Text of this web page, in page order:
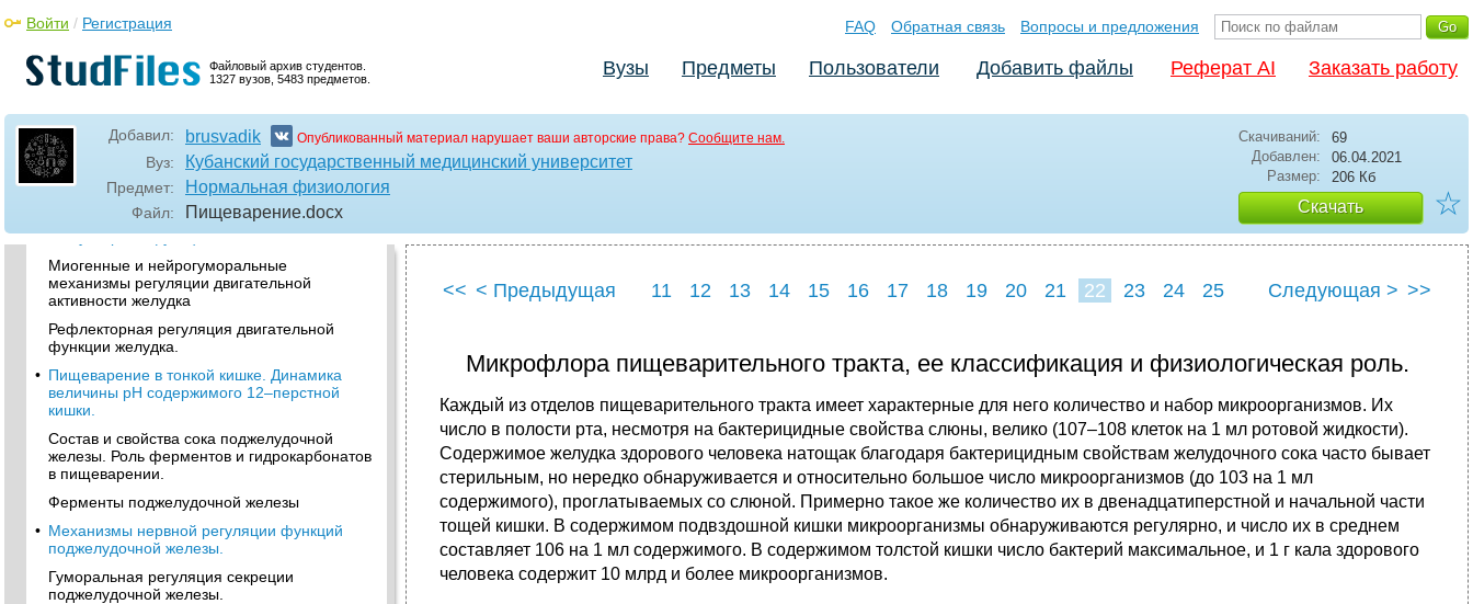
Файловый архив студентов.
1327 вузов, 5483 предметов.
Войти / Регистрация FAQ Обратная связь Вопросы и предложения
Вузы Предметы Пользователи Добавить файлы Реферат AI Заказать работу
Добавил: brusvadik Опубликованный материал нарушает ваши авторские права? Сообщите нам.
Вуз: Кубанский государственный медицинский университет
Предмет: Нормальная физиология
Файл: Пищеварение.docx
Скачиваний:
69
Добавлен:
06.04.2021
Размер:
206 Кб
Скачать ☆
при кормлении животного мясом, хлебом и
•
Акт рвоты, его значение и регуляция.
• Электрогастрография, ее клиническое
значение. Корреляция параметров
электрических колебаний
электрогастрограммы с параметрами
двигательной активности желудка и
эвакуаторной функции.
Миогенные и нейрогуморальные
механизмы регуляции двигательной
активности желудка
Рефлекторная регуляция двигательной
функции желудка.
• Пищеварение в тонкой кишке. Динамика
величины рН содержимого 12–перстной
кишки.
Состав и свойства сока поджелудочной
железы. Роль ферментов и гидрокарбонатов
в пищеварении.
Ферменты поджелудочной железы
• Механизмы нервной регуляции функций
поджелудочной железы.
Гуморальная регуляция секреции
поджелудочной железы.
<< < Предыдущая 11 12 13 14 15 16 17 18 19 20 21 22 23 24 25 Следующая > >>
Микрофлора пищеварительного тракта, ее классификация и физиологическая роль.
Каждый из отделов пищеварительного тракта имеет характер­ные для него количество и набор микроорганизмов. Их
число в по­лости рта, несмотря на бактерицидные свойства слюны, велико (107–108 клеток на 1 мл ротовой жидкости).
Содержимое же­лудка здорового человека натощак благодаря бактерицидным свой­ствам желудочного сока часто бывает
стерильным, но нередко об­наруживается и относительно большое число микроорганизмов (до 103 на 1 мл
содержимого), проглатываемых со слюной. При­мерно такое же количество их в двенадцатиперстной и начальной части
тощей кишки. В содержимом подвздошной кишки микроор­ганизмы обнаруживаются регулярно, и число их в среднем
состав­ляет 106 на 1 мл содержимого. В содержимом толстой кишки чис­ло бактерий максимальное, и 1 г кала здорового
человека содержит 10 млрд и более микроорганизмов.